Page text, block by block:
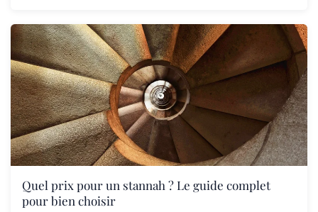
Quel prix pour un stannah ? Le guide complet
pour bien choisir